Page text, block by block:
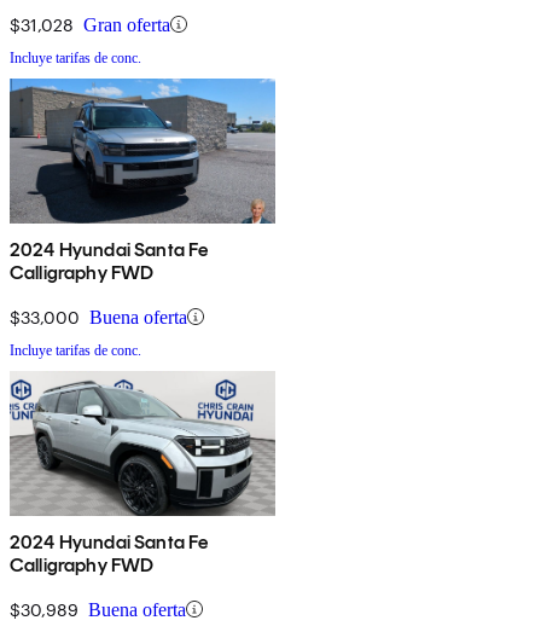
$31,028 Gran oferta
Incluye tarifas de conc.
2024 Hyundai Santa Fe
Calligraphy FWD
$33,000 Buena oferta
Incluye tarifas de conc.
2024 Hyundai Santa Fe
Calligraphy FWD
$30,989 Buena oferta